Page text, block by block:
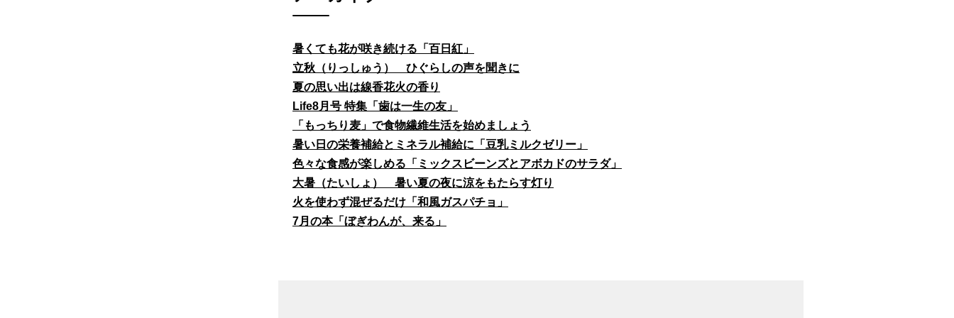
暑くても花が咲き続ける「百日紅」
立秋（りっしゅう） ひぐらしの声を聞きに
夏の思い出は線香花火の香り
Life8月号 特集「歯は一生の友」
「もっちり麦」で食物繊維生活を始めましょう
暑い日の栄養補給とミネラル補給に「豆乳ミルクゼリー」
色々な食感が楽しめる「ミックスビーンズとアボカドのサラダ」
大暑（たいしょ） 暑い夏の夜に涼をもたらす灯り
火を使わず混ぜるだけ「和風ガスパチョ」
7月の本「ぼぎわんが、来る」